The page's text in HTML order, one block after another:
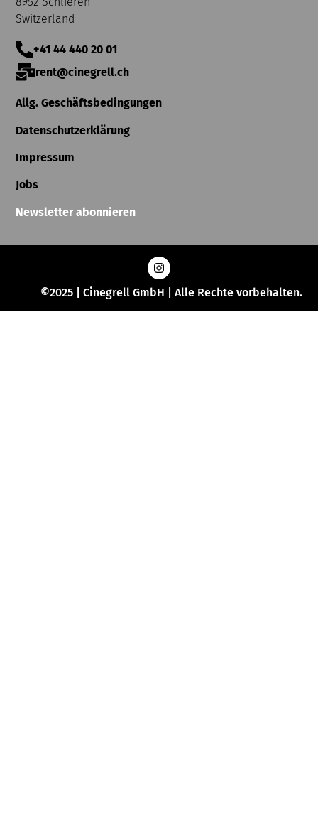
Switzerland
+41 44 440 20 01
rent@cinegrell.ch
Allg. Geschäftsbedingungen
Datenschutzerklärung
Impressum
Jobs
Newsletter abonnieren
©2025 | Cinegrell GmbH | Alle Rechte vorbehalten.